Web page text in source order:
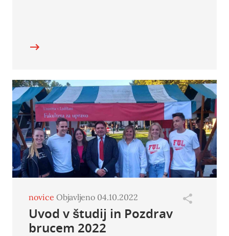
novice Objavljeno 04.10.2022
Uvod v študij in Pozdrav
brucem 2022